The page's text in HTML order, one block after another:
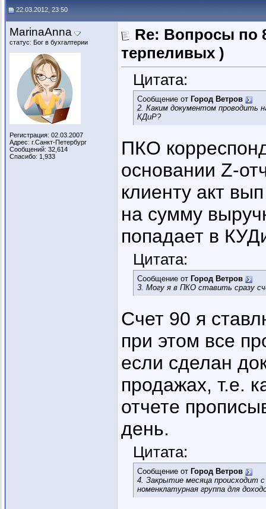
22.03.2012, 23:50
MarinaAnna
статус: Бог в бухгалтерии
Регистрация: 02.03.2007
Адрес: г.Санкт-Петербург
Сообщений: 32,614
Спасибо: 1,933
Re: Вопросы по
терпеливых )
Цитата:
Сообщение от Город Ветров
2. Каким документом проводить
КДиР?
ПКО
основании Z-
клиенту акт
на сумму
попадает в
Цитата:
Сообщение от Город Ветров
3. Могу я в ПКО ставить сразу
Счет 90 я
при этом все
если сделан
продажах, т.е.
отчете
день.
Цитата:
Сообщение от Город Ветров
4. Закрытие месяца происходит
номенклатурная группа для